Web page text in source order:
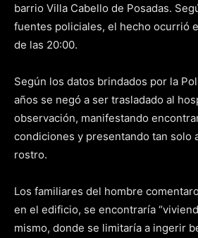
barrio Villa Cabello de Posadas.
fuentes policiales, el hecho ocurrió
de las 20:00.
Según los datos brindados por la
años se negó a ser trasladado al
observación, manifestando
condiciones y presentando tan solo
rostro.
Los familiares del hombre
en el edificio, se encontraría
mismo, donde se limitaría a ingerir